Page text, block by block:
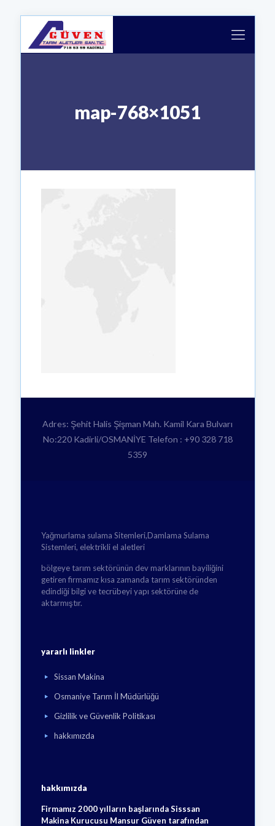
map-768×1051
Adres: Şehit Halis Şişman Mah. Kamil Kara Bulvarı
No:220 Kadirli/OSMANİYE Telefon : +90 328 718
5359
Yağmurlama sulama Sitemleri,Damlama Sulama
Sistemleri, elektrikli el aletleri
bölgeye tarım sektörünün dev marklarının bayiliğini
getiren firmamız kısa zamanda tarım sektöründen
edindiği bilgi ve tecrübeyi yapı sektörüne de
aktarmıştır.
yararlı linkler
Sissan Makina
Osmaniye Tarım İl Müdürlüğü
Gizlilik ve Güvenlik Politikası
hakkımızda
hakkımızda
Firmamız 2000 yılların başlarında Sisssan
Makina Kurucusu Mansur Güven tarafından